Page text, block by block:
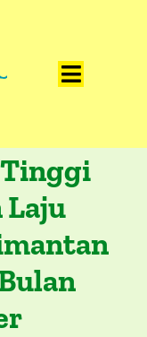
Toggle
Catatan
Artikel
Visualisasi
Data
Laju